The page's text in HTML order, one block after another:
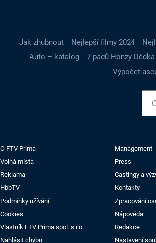
Jak zhubnout Nejlepší filmy 2024
Auto – katalog
7 pádů Honzy Dědka
Výpočet
O FTV Prima
Management
Volná místa
Press
Reklama
Castingy a
HbbTV
Kontakty
Podmínky užívání
Zpracování
Cookies
Nápověda
Vlastník FTV Prima spol. s r.o.
Redakce
Nahlásit chybu
Nastavení